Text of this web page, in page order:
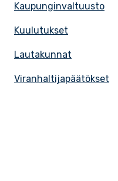
Kaupunginvaltuusto
Kuulutukset
Lautakunnat
Viranhaltijapäätökset